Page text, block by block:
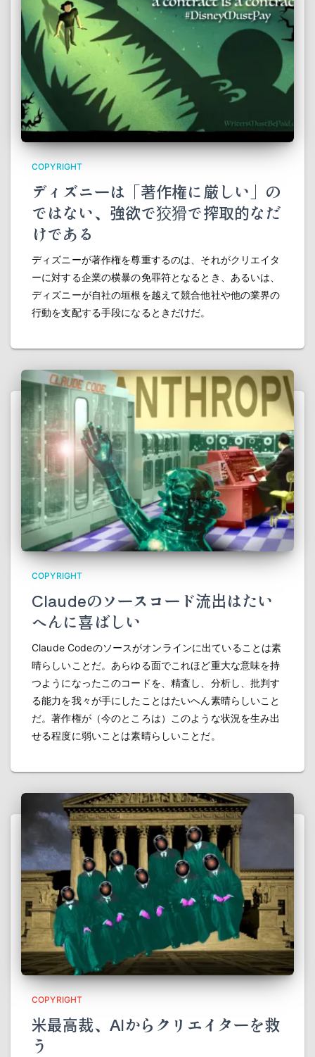
COPYRIGHT
ディズニーは「著作権に厳しい」の
ではない、強欲で狡猾で搾取的なだ
けである
ディズニーが著作権を尊重するのは、それがクリエイタ
ーに対する企業の横暴の免罪符となるとき、あるいは、
ディズニーが自社の垣根を越えて競合他社や他の業界の
行動を支配する手段になるときだけだ。
COPYRIGHT
Claudeのソースコード流出はたい
へんに喜ばしい
Claude Codeのソースがオンラインに出ていることは素
晴らしいことだ。あらゆる面でこれほど重大な意味を持
つようになったこのコードを、精査し、分析し、批判す
る能力を我々が手にしたことはたいへん素晴らしいこと
だ。著作権が（今のところは）このような状況を生み出
せる程度に弱いことは素晴らしいことだ。
COPYRIGHT
米最高裁、AIからクリエイターを救
う